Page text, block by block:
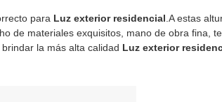
para Luz exterior residencial.A estas
de materiales exquisitos, mano de obra fina,
la más alta calidad Luz exterior